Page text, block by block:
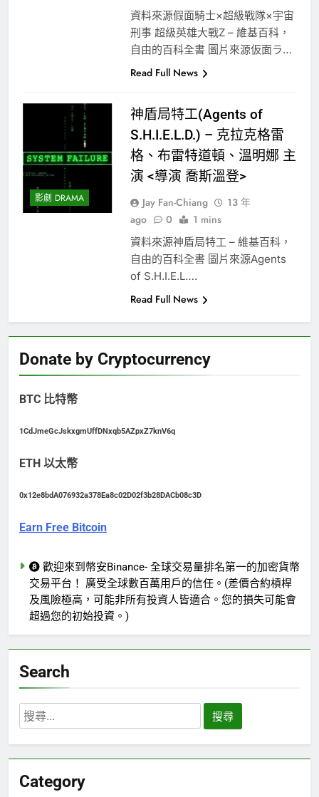
資料來源假面騎士×超級戰隊×宇宙
刑事 超級英雄大戰Z – 維基百科，
自由的百科全書 圖片來源仮面ラ…
Read Full News
影劇 DRAMA
神盾局特工(Agents of
S.H.I.E.L.D.) – 克拉克格雷
格、布雷特道頓、溫明娜 主
演 <導演 喬斯溫登>
Jay Fan-Chiang
13 年
ago
0 1 mins
資料來源神盾局特工 – 維基百科，
自由的百科全書 圖片來源Agents
of S.H.I.E.L….
Read Full News
Donate by Cryptocurrency
BTC 比特幣
1CdJmeGcJskxgmUffDNxqb5AZpxZ7knV6q
ETH 以太幣
0x12e8bdA076932a378Ea8c02D02f3b28DACb08c3D
Earn Free Bitcoin
歡迎來到幣安Binance- 全球交易量排名第一的加密貨幣
交易平台！ 廣受全球數百萬用戶的信任。(差價合約槓桿
及風險極高，可能非所有投資人皆適合。您的損失可能會
超過您的初始投資。)
Search
搜
尋
字:
Category